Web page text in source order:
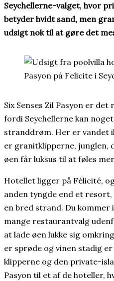
Seychellerne-valget, hvor
betyder hvidt sand, men
udsigt nok til at gøre det
Six Senses Zil Pasyon er
fordi Seychellerne kan
stranddrøm. Her er vandet
er granitklipperne, junglen,
øen får luksus til at føles
Hotellet ligger på Félicité,
anden tyngde end et
en bred strand. Du kommer
mange restaurantvalg
at lade øen lukke sig
er sprøde og vinen stadig
klipperne og den private-
Pasyon til et af de hoteller,